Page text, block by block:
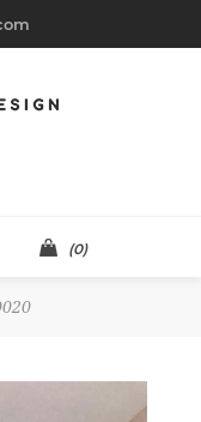
(0)